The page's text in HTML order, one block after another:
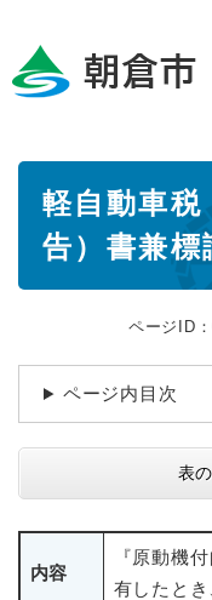
の
軽自動車税
告）書兼標
ページID
ページ内目次
表
内容
『原動機
有したと